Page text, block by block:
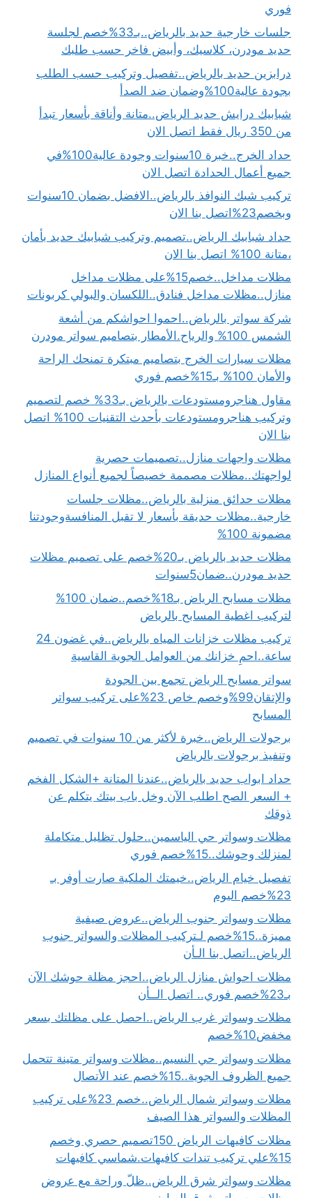
فوري
جلسات خارجية حديد بالرياض..بـ33%خصم لجلسة
حديد مودرن، كلاسيك، وأبيض فاخر حسب طلبك
درابزين حديد بالرياض..تفصيل وتركيب حسب الطلب
بجودة عالية100%وضمان ضد الصدأ
شبابيك درايش حديد الرياض..متانة وأناقة بأسعار تبدأ
من 350 ريال فقط اتصل الان
حداد الخرج..خبرة 10سنوات وجودة عالية100%في
جميع أعمال الحدادة اتصل الان
تركيب شبك النوافذ بالرياض..الافضل بضمان 10سنوات
وبخصم23%اتصل بنا الان
حداد شبابيك الرياض..تصميم وتركيب شبابيك حديد بأمان
،متانة 100% اتصل بنا الان
مظلات مداخل..خصم15%على مظلات مداخل
منازل..مظلات مداخل فنادق..اللكسان والبولي كربونات
شركة سواتر بالرياض..احموا احواشكم من أشعة
الشمس 100% والرياح.الأمطار بتصاميم سواتر مودرن
مظلات سيارات الخرج بتصاميم مبتكرة تمنحك الراحة
والأمان 100% بـ15%خصم فوري
مقاول هناجرومستودعات بالرياض بـ33% خصم لتصميم
وتركيب هناجرومستودعات بأحدث التقنيات 100% اتصل
بنا الان
مظلات واجهات منازل..تصميمات حصرية
لواجهتك..مظلات مصممة خصيصاً لجميع أنواع المنازل
مظلات حدائق منزلية بالرياض..مظلات جلسات
خارجية..مظلات حديقة بأسعار لا تقبل المنافسةوجودتنا
مضمونة 100%
مظلات حديد بالرياض بـ20%خصم على تصميم مظلات
حديد مودرن..ضمان5سنوات
مظلات مسابح الرياض بـ18%خصم..ضمان 100%
لتركيب اغطية المسابح بالرياض
تركيب مظلات خزانات المياه بالرياض..في غضون 24
ساعة..احمِ خزانك من العوامل الجوية القاسية
سواتر مسابح الرياض تجمع بين الجودة
والإتقان99%وخصم خاص 23%على تركيب سواتر
المسابح
برجولات الرياض..خبرة لأكثر من 10 سنوات في تصميم
وتنفيذ برجولات بالرياض
حداد ابواب حديد بالرياض..عندنا المتانة +الشكل الفخم
+ السعر الصح اطلب الآن وخل باب بيتك يتكلم عن
ذوقك
مظلات وسواتر حي الياسمين..حلول تظليل متكاملة
لمنزلك وحوشك..15%خصم فوري
تفصيل خيام الرياض..خيمتك الملكية صارت أوفر بـ
23%خصم اليوم
مظلات وسواتر جنوب الرياض..عروض صيفية
مميزة..15%خصم لـتركيب المظلات والسواتر جنوب
الرياض..اتصل بنا الـأن
مظلات احواش منازل الرياض..احجز مظلة حوشك الآن
بـ23%خصم فوري.. اتصل الــأن
مظلات وسواتر غرب الرياض..احصل على مظلتك بسعر
مخفض10%خصم
مظلات وسواتر حي النسيم..مظلات وسواتر متينة تتحمل
جميع الظروف الجوية..15%خصم عند الأتصال
مظلات وسواتر شمال الرياض..خصم 23%على تركيب
المظلات والسواتر هذا الصيف
مظلات كافيهات الرياض 150تصميم حصري وخصم
15%علي تركيب تندات كافيهات.شماسي كافيهات
مظلات وسواتر شرق الرياض..ظلّ وراحة مع عروض